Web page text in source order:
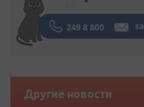
Другие новости